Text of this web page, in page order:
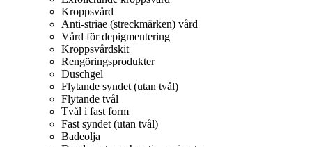
Kroppsvård
Anti-striae (streckmärken) vård
Vård för depigmentering
Kroppsvårdskit
Rengöringsprodukter
Duschgel
Flytande syndet (utan tvål)
Flytande tvål
Tvål i fast form
Fast syndet (utan tvål)
Badeolja